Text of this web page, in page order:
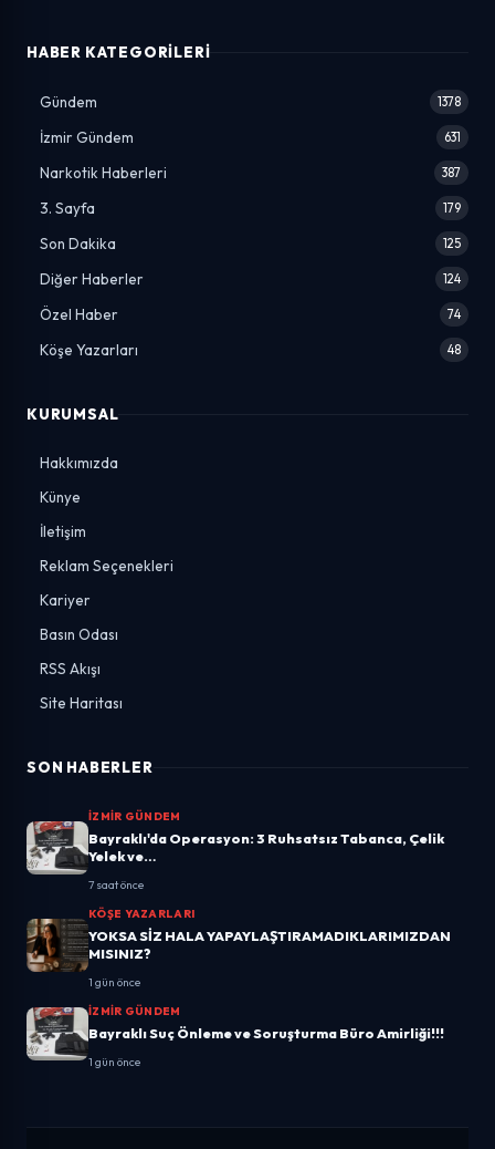
HABER KATEGORILERI
Gündem 1378
İzmir Gündem 631
Narkotik Haberleri 387
3. Sayfa 179
Son Dakika 125
Diğer Haberler 124
Özel Haber 74
Köşe Yazarları 48
KURUMSAL
Hakkımızda
Künye
İletişim
Reklam Seçenekleri
Kariyer
Basın Odası
RSS Akışı
Site Haritası
SON HABERLER
İZMIR GÜNDEM
Bayraklı'da Operasyon: 3 Ruhsatsız Tabanca, Çelik
Yelek ve…
7 saat önce
KÖŞE YAZARLARI
YOKSA SİZ HALA YAPAYLAŞTIRAMADIKLARIMIZDAN
MISINIZ?
1 gün önce
İZMIR GÜNDEM
Bayraklı Suç Önleme ve Soruşturma Büro Amirliği!!!
1 gün önce